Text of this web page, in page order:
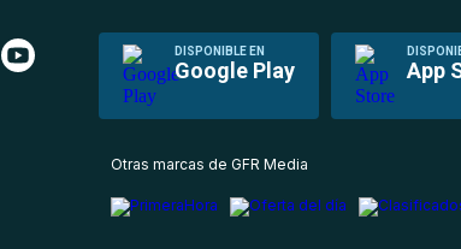
DISPONIBLE EN
Google Play App
Otras marcas de GFR Media